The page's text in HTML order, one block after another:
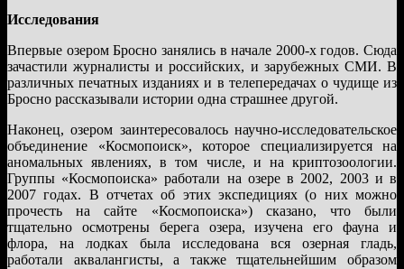
Исследования
Впервые озером Бросно занялись в начале 2000-х годов. Сюда
зачастили журналисты и российских, и зарубежных СМИ. В
различных печатных изданиях и в телепередачах о чудище из
Бросно рассказывали истории одна страшнее другой.
Наконец, озером заинтересовалось научно-исследовательское
объединение «Космопоиск», которое специализируется на
аномальных явлениях, в том числе, и на криптозоологии.
Группы «Космопоиска» работали на озере в 2002, 2003 и в
2007 годах. В отчетах об этих экспедициях (о них можно
прочесть на сайте «Космопоиска») сказано, что были
тщательно осмотрены берега озера, изучена его фауна и
флора, на лодках была исследована вся озерная гладь,
работали аквалангисты, а также тщательнейшим образом